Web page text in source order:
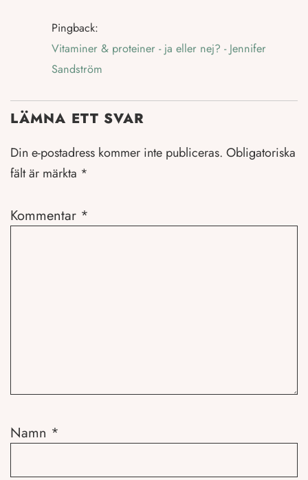
Pingback:
Vitaminer & proteiner - ja eller nej? - Jennifer
Sandström
LÄMNA ETT SVAR
Din e-postadress kommer inte publiceras. Obligatoriska
fält är märkta *
Kommentar *
Namn *